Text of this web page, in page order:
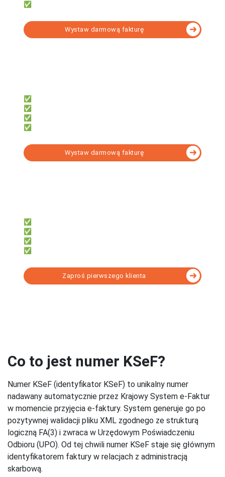
✅ Fakturować za darmo z KSeF
Wystaw darmową fakturę
✅ 7 000+ formularzy w tym KSeF
✅ e-Deklaracji, JPK, e-ZUS
✅ Obsługi wielu firm
✅ Narzędzia do formalności
Wystaw darmową fakturę
✅ System do współpracy z klientami
✅ Dać klientom darmowe faktury
✅ Obsługi KSeF bez instalacji
✅ Rozliczać KPiR lub Ryczałt
Zaproś pierwszego klienta
Co to jest numer KSeF?
Numer KSeF (identyfikator KSeF) to unikalny numer
nadawany automatycznie przez Krajowy System e-Faktur
w momencie przyjęcia e-faktury. System generuje go po
pozytywnej walidacji pliku XML zgodnego ze strukturą
logiczną FA(3) i zwraca w Urzędowym Poświadczeniu
Odbioru (UPO). Od tej chwili numer KSeF staje się głównym
identyfikatorem faktury w relacjach z administracją
skarbową.